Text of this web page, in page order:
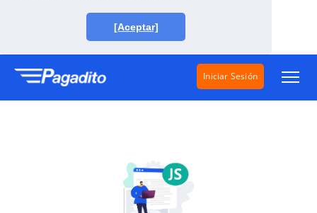
[Aceptar]
Iniciar Sesión